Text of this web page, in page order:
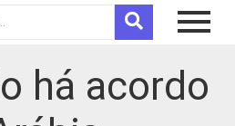
há acordo